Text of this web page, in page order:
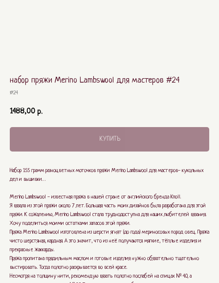
набор пряжи Merino Lambswool для мастеров #24
#24
1488,00 р.
КУПИТЬ
Набор 155 грамм разноцветных моточков пряжи Merino Lambswool для мастеров- кукольных
дел и вышивки…
Merino Lambswool - известная пряжа в нашей стране от английского бренда Knoll.
Я вязала из этой пряжи около 7 лет. Большая часть моих дизайнов была разработана для этой
пряжи. К сожалению, Merino Lambswool стала труднодоступна для наших любителей вязания.
Хочу поделиться моими остатками запасов этой пряжи.
Пряжа Merino Lambswool изготовлена из шерсти ягнят (до года) мериносовых пород овец. Пряжа
чисто шерстяная, кардная. А это значит, что из неё получаются мягкие, тёплые изделия и
прекрасные жаккарды.
Пряжа пропитана прядильным маслом и готовые изделия нужно обязательно тщательно
выстировать. Тогда полотно раскрывается во всей красе.
Несмотря на толщину нити, рекомендую вязать полотно послабей на спицах № 4.0, а